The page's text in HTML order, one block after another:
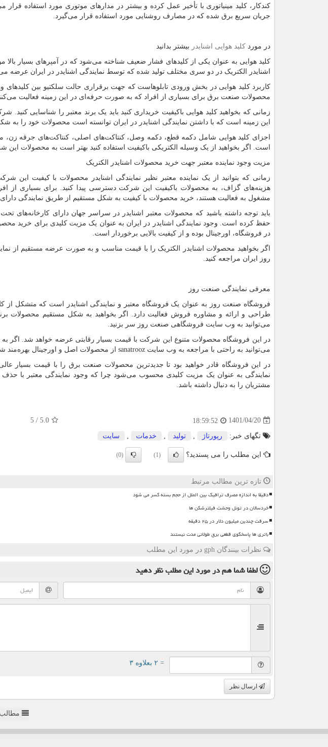
کندکار، کلید مینیاتوری با تأخیر عمل کرده و بیشتر در مدارهای موتوری مورد استفاده
جریان سریع برق شده که در مصارف روشنایی مورد استفاده قرار می‌گیرد.
در مورد کلید هوایی اشنایدر بیشتر بدانید
کلید هوایی به عنوان یکی از کلیدهای فشار ضعیف شناخته می‌شود که در آمپرهای بسیار
اشنایدر الکتریک در دو سری مختلف تولید شده که توسط نمایندگی اشنایدر در ایران عرضه
کاربرد کلید هوایی در بخش ورودی تابلوهاست که جهت برقراری حالت سلکتیو بین
محصولات صنعت برق برای بسیاری از افراد که به صورت حرفه‌ای در این زمینه فعالیت
زمانی که بخواهید کلید هوایی باکیفیت خریداری کنید باید یک برند معتبر را شناسایی کنید.
این زمینه است که با داشتن نمایندگی اشنایدر در ایران توانسته است محصولات خود را به
اجزای کلید هوایی شامل دکمه قطع، دکمه وصل، کنتاکت‌های اصلی، کنتاکت‌های جرقه
است. اگر بخواهید از یک وسیله الکتریکی باکیفیت استفاده کنید بهتر است به محصولات این
مزیت وجود نماینده معتبر جهت خرید محصولات اشنایدر الکتریک
زمانی که بتوانید از یک نماینده معتبر نظیر نمایندگی اشنایدر محصولات با کیفیت این
هزینه‌های گزاف، به محصولات باکیفیت این شرکت دسترسی پیدا کنید. برای بسیاری از
مشغول به فعالیت هستند، خرید محصولات با کیفیت به شکل مستقیم از طریق نمایندگی
باید توجه داشته باشید که محصولات معتبر اشنایدر در سراسر جهان دارای کارخانه‌های
حفظ کرده است. وجود نمایندگی اشنایدر در ایران به عنوان یک مزیت کلیدی برای خرید
در فروشگاه، اورجینال بوده و از کیفیت بالایی برخوردار است.
اگر بخواهید محصولات اشنایدر الکتریک را با قیمت مناسب و به صورت عرضه مستقیم از
روز ایران مراجعه کنید.
معرفی نمایندگی صنعت روز
فروشگاه صنعت روز به عنوان یک فروشگاه معتبر و نمایندگی اشنایدر است که متشکل از
طراحی و ارائه و مشاوره فروش فعالیت دارد. اگر بخواهید به شکل مستقیم محصولات برند
می‌توانید به وب سایت فروشگاهی صنعت روز سر بزنید.
در این فروشگاه محصولات متنوع این شرکت با قیمت بسیار رقابتی عرضه خواهد شد. اگر به
می‌توانید به راحتی با مراجعه به وب سایت sanatrooz از محصولات اصل و اورجینال بهره‌مند
در این فروشگاه قادر خواهید بود تا جدیدترین محصولات صنعت برق را با قیمت بسیار
نمایندگی به عنوان یک مزیت کلیدی محسوب می‌شود چرا که وجود نمایندگی معتبر با
مشتریان را به دنبال داشته باشد.
1401/04/20
18:59:52
5.0
/
5
تگهای خبر: رپورتاژ تولید خدمات سایت
این مطلب را می پسندید؟ (1)
(0)
تازه ترین مطالب مرتبط
دقیقا به اندازه مصرف ترافیک بین الملل از حجم بسته کسر می شود
خردسالان در تونل وحشت فیلترشکن ها
سرقت چندین میلیون دلار در ۲۵ دقیقه
باتری ها پاسخگوی قطعی برق طولانی مدت نیستند
نظرات بینندگان gph در مورد این مطلب
لطفا شما همدر مورد این مطلبنظر دهید
= ۲ بعلاوه ۳
ارسال نظر
مطالب